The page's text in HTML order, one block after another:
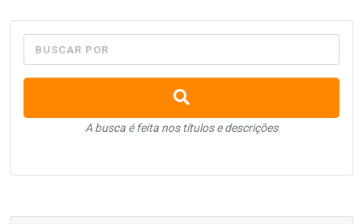
BUSCAR POR
A busca é feita nos títulos e descrições